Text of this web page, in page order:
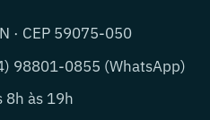
· CEP 59075-050
98801-0855 (WhatsApp)
8h às 19h